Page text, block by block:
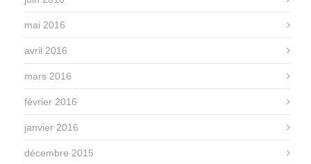
mai 2016
avril 2016
mars 2016
février 2016
janvier 2016
décembre 2015